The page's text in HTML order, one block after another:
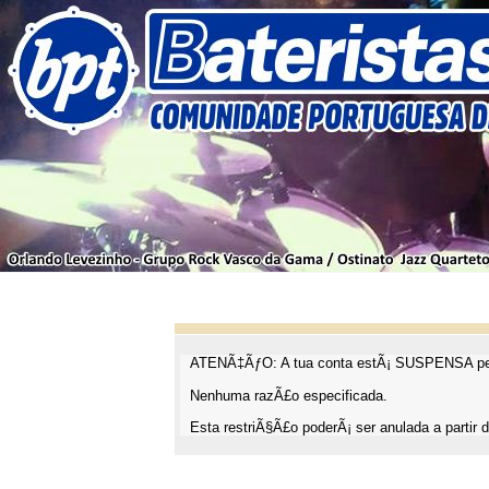
ATENÃ‡ÃƒO: A tua conta estÃ¡ SUSPENSA
Nenhuma razÃ£o especificada.
Esta restriÃ§Ã£o poderÃ¡ ser anulada a partir